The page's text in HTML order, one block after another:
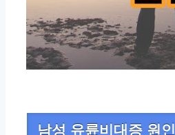
남성 유륜비대증 원인